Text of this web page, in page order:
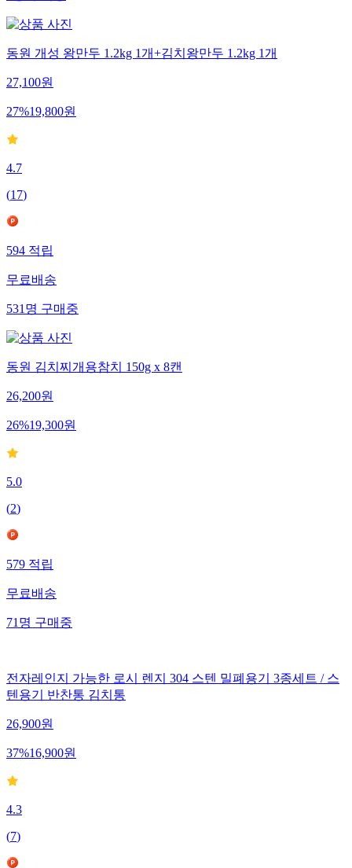
동원 개성 왕만두 1.2kg 1개+김치왕만두 1.2kg 1개
27,100원
27%19,800원
4.7
(17)
594적립
무료배송
531명구매중
동원 김치찌개용참치 150g x 8캔
26,200원
26%19,300원
5.0
(2)
579적립
무료배송
71명구매중
전자레인지 가능한 로시 렌지 304 스텐 밀폐용기 3종세트 / 스
텐용기 반찬통 김치통
26,900원
37%16,900원
4.3
(7)